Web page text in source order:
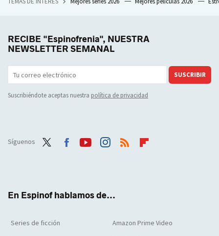
RECIBE "Espinofrenia", NUESTRA
NEWSLETTER SEMANAL
SUSCRIBIR
Suscribiéndote aceptas nuestra política de privacidad
Síguenos
En Espinof hablamos de...
Series de ficción Amazon Prime Video